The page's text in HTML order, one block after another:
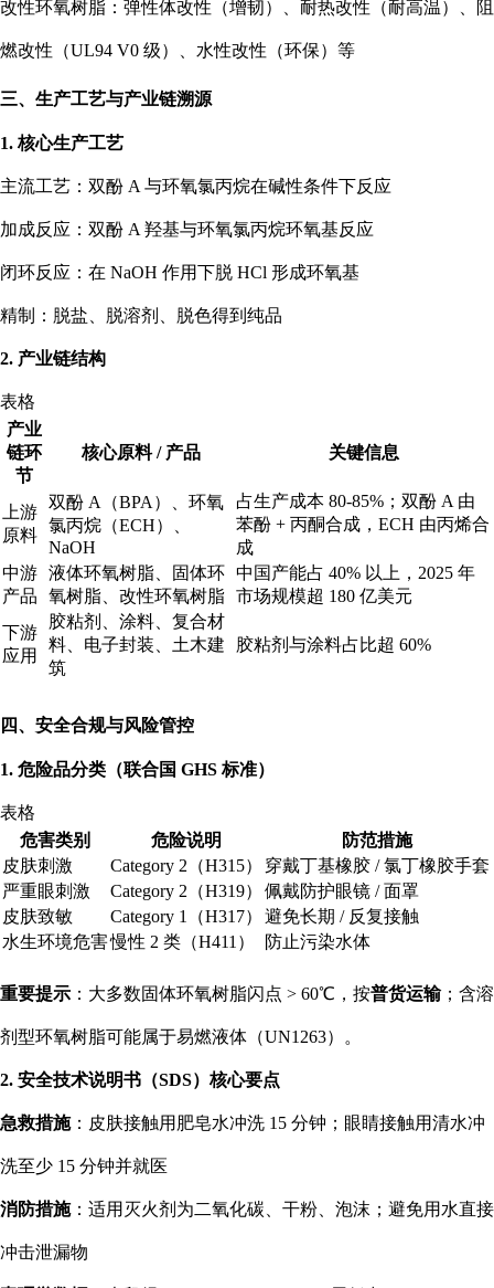
改性环氧树脂：弹性体改性（增韧）、耐热改性（耐高温）、阻
燃改性（UL94 V0 级）、水性改性（环保）等
三、生产工艺与产业链溯源
1. 核心生产工艺
主流工艺：双酚 A 与环氧氯丙烷在碱性条件下反应
加成反应：双酚 A 羟基与环氧氯丙烷环氧基反应
闭环反应：在 NaOH 作用下脱 HCl 形成环氧基
精制：脱盐、脱溶剂、脱色得到纯品
2. 产业链结构
表格
产业
链环
节
核心原料 / 产品 关键信息
上游
原料
双酚 A（BPA）、环氧
氯丙烷（ECH）、
NaOH
占生产成本 80-85%；双酚 A 由
苯酚 + 丙酮合成，ECH 由丙烯合
成
中游
产品
液体环氧树脂、固体环
氧树脂、改性环氧树脂
中国产能占 40% 以上，2025 年
市场规模超 180 亿美元
下游
应用
胶粘剂、涂料、复合材
料、电子封装、土木建
筑
胶粘剂与涂料占比超 60%
四、安全合规与风险管控
1. 危险品分类（联合国 GHS 标准）
表格
危害类别
危险说明
防范措施
皮肤刺激
Category 2（H315）
穿戴丁基橡胶 / 氯丁橡胶手套
严重眼刺激
Category 2（H319）
佩戴防护眼镜 / 面罩
皮肤致敏
Category 1（H317）
避免长期 / 反复接触
水生环境危害慢性 2 类（H411） 防止污染水体
重要提示 ：大多数固体环氧树脂闪点 > 60℃，按普货运输；含溶
剂型环氧树脂可能属于易燃液体（UN1263）。
2. 安全技术说明书（SDS）核心要点
急救措施：皮肤接触用肥皂水冲洗 15 分钟；眼睛接触用清水冲
洗至少 15 分钟并就医
消防措施：适用灭火剂为二氧化碳、干粉、泡沫；避免用水直接
冲击泄漏物